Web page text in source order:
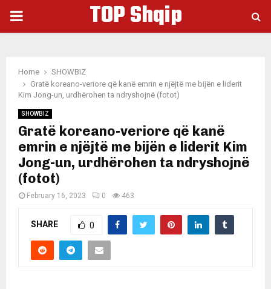
PRIMARY
TOP Shqip
Home
SHOWBIZ
Gratë koreano-veriore që kanë emrin e njëjtë me bijën e liderit
Kim Jong-un, urdhërohen ta ndryshojnë (fotot)
SHOWBIZ
Gratë koreano-veriore që kanë
emrin e njëjtë me bijën e liderit Kim
Jong-un, urdhërohen ta ndryshojnë
(fotot)
February 16, 2023 0 463
SHARE 0